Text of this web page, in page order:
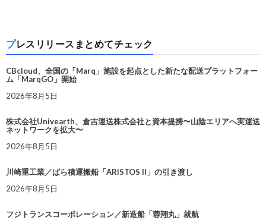
プレスリリースまとめてチェック
CBcloud、全国の「Marq」施設を起点とした新たな配送プラットフォー
ム「MarqGO」開始
2026年8月5日
株式会社Univearth、倉吉運送株式会社と資本提携〜山陰エリアへ実運送
ネットワークを拡大〜
2026年8月5日
川崎重工業／ばら積運搬船「ARISTOS II」の引き渡し
2026年8月5日
フジトランスコーポレーション／新造船「蓉翔丸」就航